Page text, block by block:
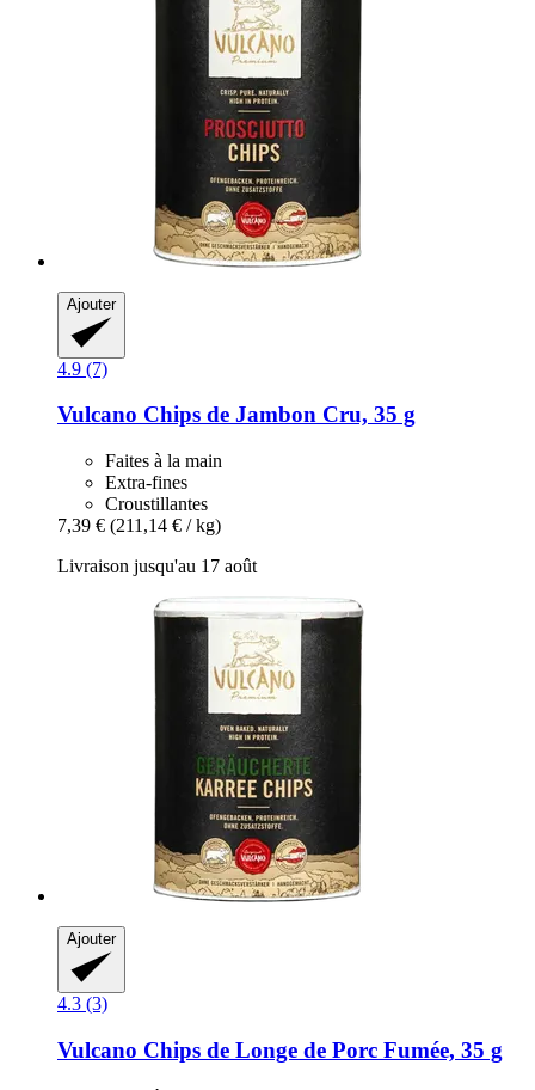
Ajouter
4.9 (7)
Vulcano Chips de Jambon Cru, 35 g
Faites à la main
Extra-fines
Croustillantes
7,39 € (211,14 € / kg)
Livraison jusqu'au 17 août
Ajouter
4.3 (3)
Vulcano Chips de Longe de Porc Fumée, 35 g